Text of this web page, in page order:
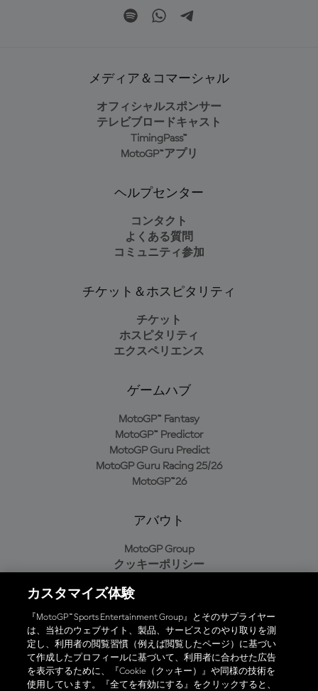
メディア＆コマーシャル
オフィシャルスポンサー
テレビブロードキャスト
TimingPass™
MotoGP™アプリ
ヘルプセンター
コンタクト
よくある質問
コミュニティ参加
チケット＆ホスピタリティ
チケット
ホスピタリティ
エクスペリエンス
ゲームハブ
MotoGP™ Fantasy
MotoGP™ Predictor
MotoGP Guru Predict
MotoGP Guru Racing 25/26
MotoGP™26
アバウト
MotoGP Group
クッキーポリシー
プライバシーポリシー
購入ポリシー
オフィシャルアプリ
カスタマイズ体験
『MotoGP™ Sports Entertainment Group』とそのサプライヤー
は、当社のウェブサイト、製品、サービスとのやり取りを測
定し、利用者の閲覧習慣（例えば閲覧したページ）に基づい
て作成したプロフィールに基づいて、利用者に合わせた広告
を表示するために、『Cookie（クッキー）』や同様の技術を
使用しています。『全てを有効にする』をクリックすると、